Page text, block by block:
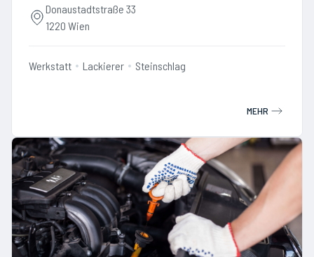
Donaustadtstraße 33
1220 Wien
Werkstatt Lackierer Steinschlag
MEHR